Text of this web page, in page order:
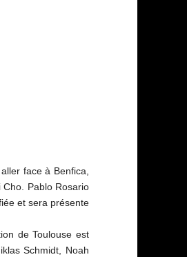
face à Benfica,
Pablo Rosario
et sera présente
de Toulouse est
Schmidt, Noah